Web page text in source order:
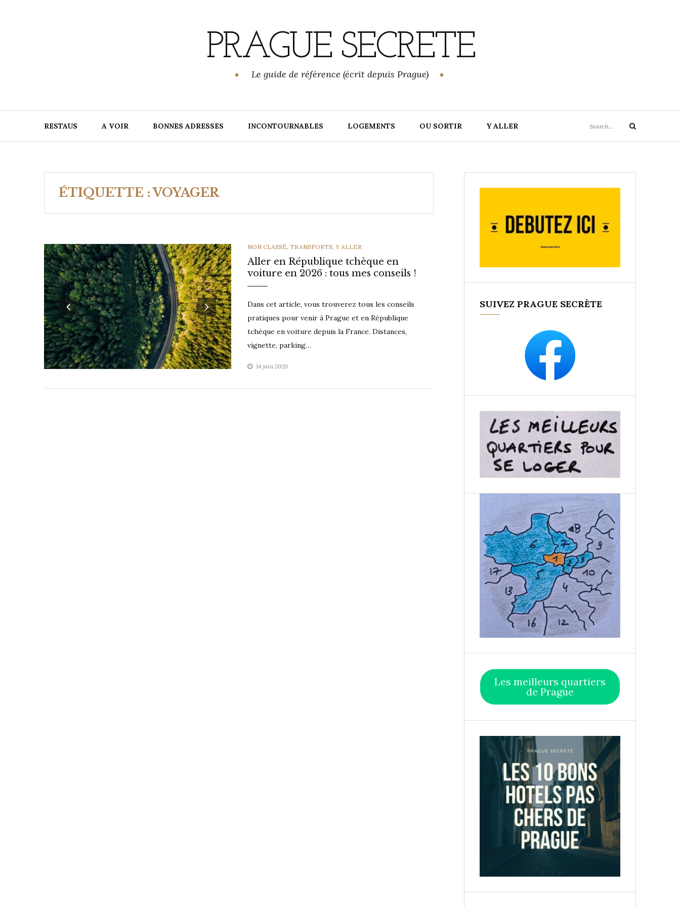
PRAGUE SECRETE
Le guide de référence (écrit depuis Prague)
RESTAUS A VOIR BONNES ADRESSES INCONTOURNABLES LOGEMENTS OU SORTIR Y ALLER
for:
Search
ÉTIQUETTE :VOYAGER
CATEGORIES
NON CLASSÉ, TRANSPORTS, Y ALLER
Aller en République tchèque en
voiture en 2026 : tous mes conseils !
Dans cet article, vous trouverez tous les conseils
pratiques pour venir à Prague et en République
tchèque en voiture depuis la France. Distances,
vignette, parking…
14 juin 2020
SUIVEZ PRAGUE SECRÈTE
Les meilleurs quartiers
de Prague